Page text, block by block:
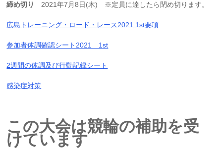
締め切り 2021年7月8日(木) ※定員に達したら閉め切ります。
広島トレーニング・ロード・レース2021.1st要項
参加者体調確認シート2021 1st
2週間の体調及び行動記録シート
感染症対策
この大会は競輪の補助を受
けています